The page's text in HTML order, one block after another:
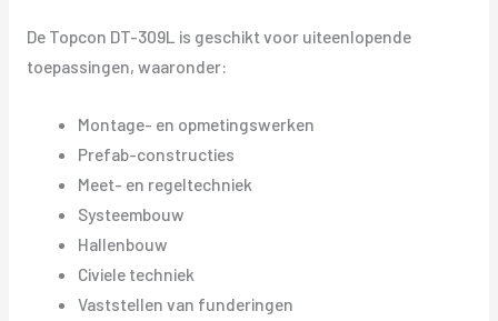
De Topcon DT-309L is geschikt voor uiteenlopende
toepassingen, waaronder:
Montage- en opmetingswerken
Prefab-constructies
Meet- en regeltechniek
Systeembouw
Hallenbouw
Civiele techniek
Vaststellen van funderingen